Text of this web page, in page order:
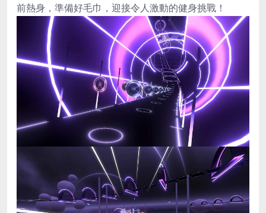
前熱身，準備好毛巾，迎接令人激動的健身挑戰！